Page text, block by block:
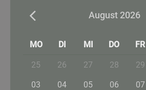
August 2026
MO DI MI DO FR
25 26 27 28 29
03 04 05 06 07